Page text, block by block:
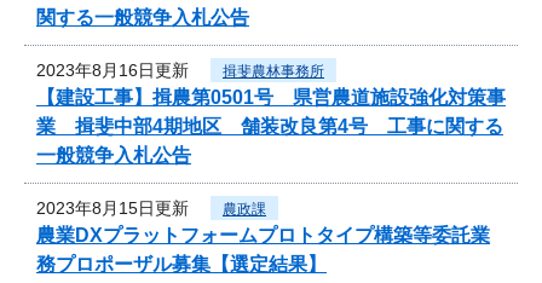
関する一般競争入札公告
2023年8月16日更新 揖斐農林事務所
【建設工事】揖農第0501号 県営農道施設強化対策事
業 揖斐中部4期地区 舗装改良第4号 工事に関する
一般競争入札公告
2023年8月15日更新 農政課
農業DXプラットフォームプロトタイプ構築等委託業
務プロポーザル募集【選定結果】